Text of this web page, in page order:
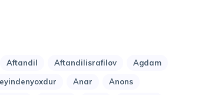
Aftandil Aftandilisrafilov
Agdam
Anar
Anons